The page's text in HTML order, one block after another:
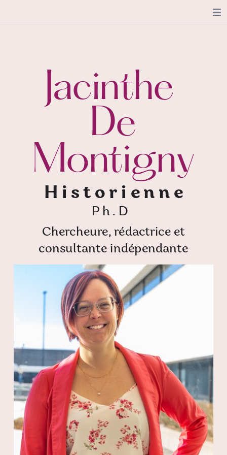
Jacinthe
De
Montigny
Chercheure, rédactrice et
consultante indépendante
Historienne
Ph.D